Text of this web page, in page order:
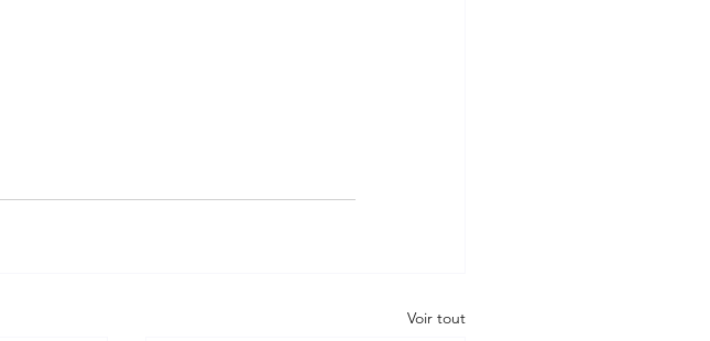
Voir tout